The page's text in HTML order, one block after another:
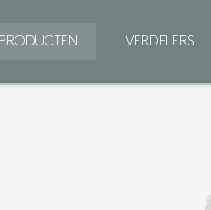
PRODUCTEN VERDELERS